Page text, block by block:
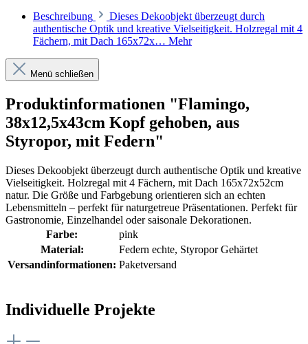
Beschreibung
Dieses Dekoobjekt überzeugt durch
authentische Optik und kreative Vielseitigkeit. Holzregal mit 4
Fächern, mit Dach 165x72x… Mehr
Menü schließen
Produktinformationen "Flamingo,
38x12,5x43cm Kopf gehoben, aus
Styropor, mit Federn"
Dieses Dekoobjekt überzeugt durch authentische Optik und kreative
Vielseitigkeit. Holzregal mit 4 Fächern, mit Dach 165x72x52cm
natur. Die Größe und Farbgebung orientieren sich an echten
Lebensmitteln – perfekt für naturgetreue Präsentationen. Perfekt für
Gastronomie, Einzelhandel oder saisonale Dekorationen.
Farbe:
pink
Material:
Federn echte, Styropor Gehärtet
Versandinformationen: Paketversand
Individuelle Projekte